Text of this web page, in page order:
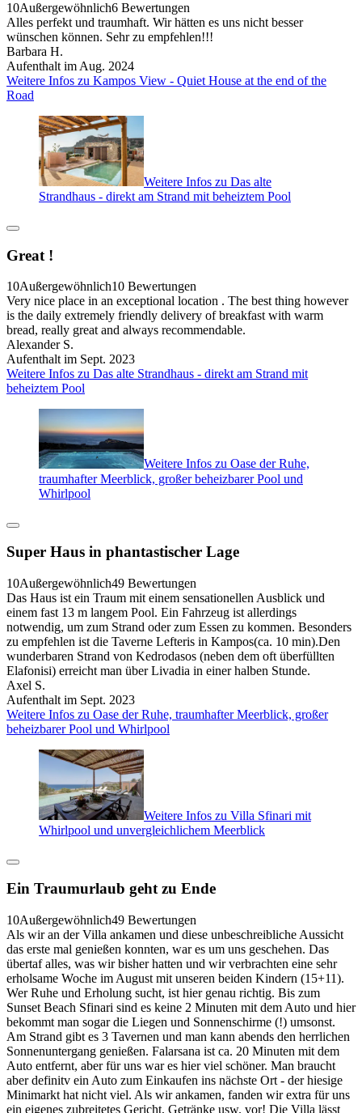
10Außergewöhnlich6 Bewertungen
Alles perfekt und traumhaft. Wir hätten es uns nicht besser
wünschen können. Sehr zu empfehlen!!!
Barbara H.
Aufenthalt im Aug. 2024
Weitere Infos zu Kampos View - Quiet House at the end of the
Road
Weitere Infos zu Das alte
Strandhaus - direkt am Strand mit beheiztem Pool
Great !
10Außergewöhnlich10 Bewertungen
Very nice place in an exceptional location . The best thing however
is the daily extremely friendly delivery of breakfast with warm
bread, really great and always recommendable.
Alexander S.
Aufenthalt im Sept. 2023
Weitere Infos zu Das alte Strandhaus - direkt am Strand mit
beheiztem Pool
Weitere Infos zu Oase der Ruhe,
traumhafter Meerblick, großer beheizbarer Pool und
Whirlpool
Super Haus in phantastischer Lage
10Außergewöhnlich49 Bewertungen
Das Haus ist ein Traum mit einem sensationellen Ausblick und
einem fast 13 m langem Pool. Ein Fahrzeug ist allerdings
notwendig, um zum Strand oder zum Essen zu kommen. Besonders
zu empfehlen ist die Taverne Lefteris in Kampos(ca. 10 min).Den
wunderbaren Strand von Kedrodasos (neben dem oft überfüllten
Elafonisi) erreicht man über Livadia in einer halben Stunde.
Axel S.
Aufenthalt im Sept. 2023
Weitere Infos zu Oase der Ruhe, traumhafter Meerblick, großer
beheizbarer Pool und Whirlpool
Weitere Infos zu Villa Sfinari mit
Whirlpool und unvergleichlichem Meerblick
Ein Traumurlaub geht zu Ende
10Außergewöhnlich49 Bewertungen
Als wir an der Villa ankamen und diese unbeschreibliche Aussicht
das erste mal genießen konnten, war es um uns geschehen. Das
übertaf alles, was wir bisher hatten und wir verbrachten eine sehr
erholsame Woche im August mit unseren beiden Kindern (15+11).
Wer Ruhe und Erholung sucht, ist hier genau richtig. Bis zum
Sunset Beach Sfinari sind es keine 2 Minuten mit dem Auto und hier
bekommt man sogar die Liegen und Sonnenschirme (!) umsonst.
Am Strand gibt es 3 Tavernen und man kann abends den herrlichen
Sonnenuntergang genießen. Falarsana ist ca. 20 Minuten mit dem
Auto entfernt, aber für uns war es hier viel schöner. Man braucht
aber definitv ein Auto zum Einkaufen ins nächste Ort - der hiesige
Minimarkt hat nicht viel. Als wir ankamen, fanden wir extra für uns
ein eigenes zubreitetes Gericht, Getränke usw. vor! Die Villa lässt